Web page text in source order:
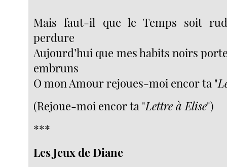
Mais faut-il que le Temps soit
perdure
Aujourd’hui que mes habits noirs
embruns
O mon Amour rejoues-moi encor ta "
(Rejoue-moi encor ta "Lettre à Elise")
***
Les Jeux de Diane